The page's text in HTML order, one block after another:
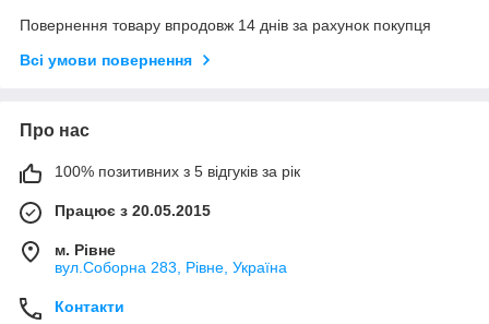
Повернення товару впродовж 14 днів за рахунок покупця
Всі умови повернення
Про нас
100% позитивних з 5 відгуків за рік
Працює з 20.05.2015
м. Рівне
вул.Соборна 283, Рівне, Україна
Контакти